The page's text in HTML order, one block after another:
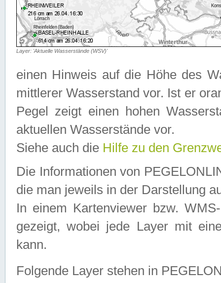
Layer: 'Aktuelle Wasserstände (WSV)'
einen Hinweis auf die Höhe des
mittlerer Wasserstand vor. Ist er
Pegel zeigt einen hohen
aktuellen Wasserstände vor.
Siehe auch die Hilfe zu den
Die Informationen von
die man jeweils in der Darstellung
In einem Kartenviewer bzw.
gezeigt, wobei jede Layer mit
kann.
Folgende Layer stehen in